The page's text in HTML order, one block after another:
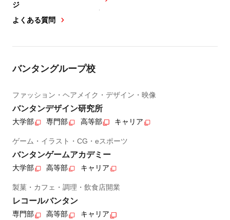
ジ
よくある質問
バンタングループ校
ファッション・ヘアメイク・デザイン・映像
バンタンデザイン研究所
大学部 専門部 高等部 キャリア
ゲーム・イラスト・CG・eスポーツ
バンタンゲームアカデミー
大学部 高等部 キャリア
製菓・カフェ・調理・飲食店開業
レコールバンタン
専門部 高等部 キャリア